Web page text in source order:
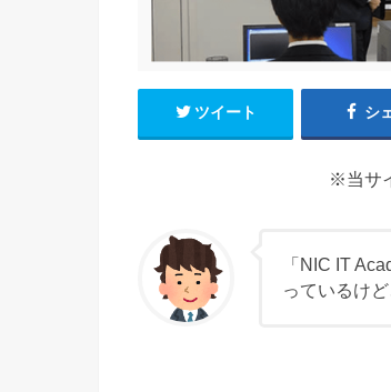
ツイート シ
※当サ
「NIC IT
っているけ